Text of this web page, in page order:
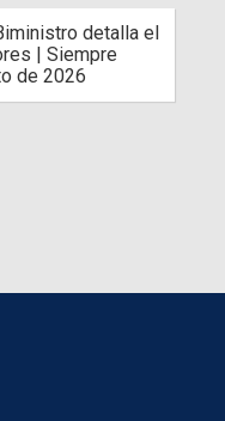
detalla el
| Siempre
de 2026